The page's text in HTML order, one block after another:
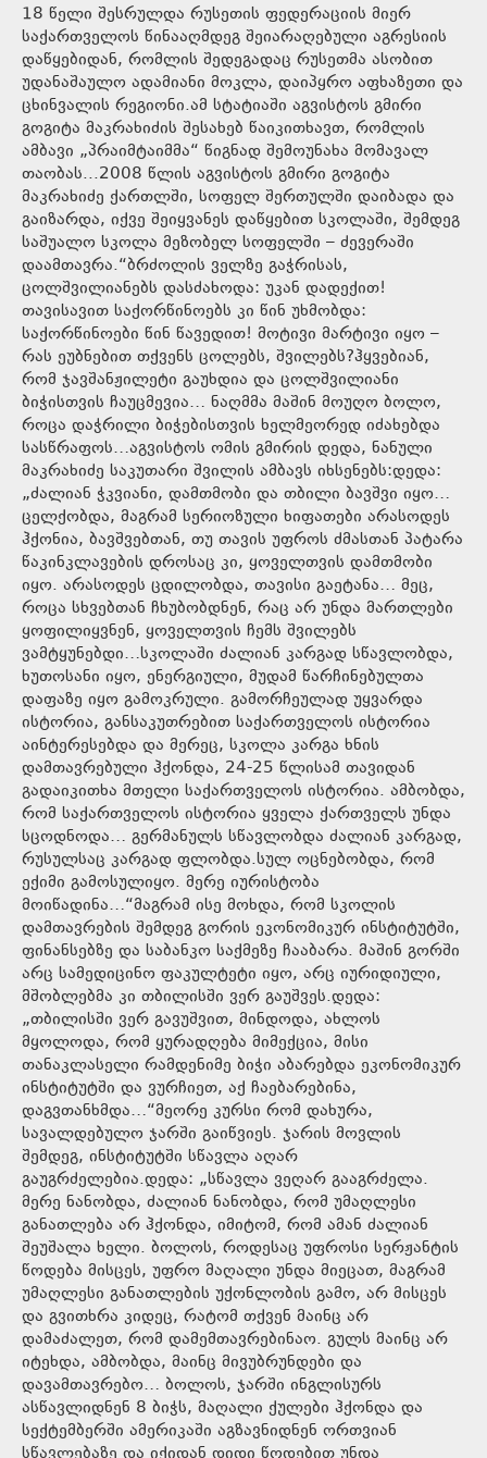
18 წელი შესრულდა რუსეთის ფედერაციის მიერ
საქართველოს წინააღმდეგ შეიარაღებული აგრესიის
დაწყებიდან, რომლის შედეგადაც რუსეთმა ასობით
უდანაშაულო ადამიანი მოკლა, დაიპყრო აფხაზეთი და
ცხინვალის რეგიონი.ამ სტატიაში აგვისტოს გმირი
გოგიტა მაკრახიძის შესახებ წაიკითხავთ, რომლის
ამბავი „პრაიმტაიმმა“ წიგნად შემოუნახა მომავალ
თაობას...2008 წლის აგვისტოს გმირი გოგიტა
მაკრახიძე ქართლში, სოფელ შერთულში დაიბადა და
გაიზარდა, იქვე შეიყვანეს დაწყებით სკოლაში, შემდეგ
საშუალო სკოლა მეზობელ სოფელში – ძევერაში
დაამთავრა.“ბრძოლის ველზე გაჭრისას,
ცოლშვილიანებს დასძახოდა: უკან დადექით!
თავისავით საქორწინოებს კი წინ უხმობდა:
საქორწინოები წინ წავედით! მოტივი მარტივი იყო –
რას ეუბნებით თქვენს ცოლებს, შვილებს?ჰყვებიან,
რომ ჯავშანჟილეტი გაუხდია და ცოლშვილიანი
ბიჭისთვის ჩაუცმევია… ნაღმმა მაშინ მოუღო ბოლო,
როცა დაჭრილი ბიჭებისთვის ხელმეორედ იძახებდა
სასწრაფოს…აგვისტოს ომის გმირის დედა, ნანული
მაკრახიძე საკუთარი შვილის ამბავს იხსენებს:დედა:
„ძალიან ჭკვიანი, დამთმობი და თბილი ბავშვი იყო…
ცელქობდა, მაგრამ სერიოზული ხიფათები არასოდეს
ჰქონია, ბავშვებთან, თუ თავის უფროს ძმასთან პატარა
წაკინკლავების დროსაც კი, ყოველთვის დამთმობი
იყო. არასოდეს ცდილობდა, თავისი გაეტანა… მეც,
როცა სხვებთან ჩხუბობდნენ, რაც არ უნდა მართლები
ყოფილიყვნენ, ყოველთვის ჩემს შვილებს
ვამტყუნებდი…სკოლაში ძალიან კარგად სწავლობდა,
ხუთოსანი იყო, ენერგიული, მუდამ წარჩინებულთა
დაფაზე იყო გამოკრული. გამორჩეულად უყვარდა
ისტორია, განსაკუთრებით საქართველოს ისტორია
აინტერესებდა და მერეც, სკოლა კარგა ხნის
დამთავრებული ჰქონდა, 24-25 წლისამ თავიდან
გადაიკითხა მთელი საქართველოს ისტორია. ამბობდა,
რომ საქართველოს ისტორია ყველა ქართველს უნდა
სცოდნოდა… გერმანულს სწავლობდა ძალიან კარგად,
რუსულსაც კარგად ფლობდა.სულ ოცნებობდა, რომ
ექიმი გამოსულიყო. მერე იურისტობა
მოიწადინა…“მაგრამ ისე მოხდა, რომ სკოლის
დამთავრების შემდეგ გორის ეკონომიკურ ინსტიტუტში,
ფინანსებზე და საბანკო საქმეზე ჩააბარა. მაშინ გორში
არც სამედიცინო ფაკულტეტი იყო, არც იურიდიული,
მშობლებმა კი თბილისში ვერ გაუშვეს.დედა:
„თბილისში ვერ გავუშვით, მინდოდა, ახლოს
მყოლოდა, რომ ყურადღება მიმექცია, მისი
თანაკლასელი რამდენიმე ბიჭი აბარებდა ეკონომიკურ
ინსტიტუტში და ვურჩიეთ, აქ ჩაებარებინა,
დაგვთანხმდა…“მეორე კურსი რომ დახურა,
სავალდებულო ჯარში გაიწვიეს. ჯარის მოვლის
შემდეგ, ინსტიტუტში სწავლა აღარ
გაუგრძელებია.დედა: „სწავლა ვეღარ გააგრძელა.
მერე ნანობდა, ძალიან ნანობდა, რომ უმაღლესი
განათლება არ ჰქონდა, იმიტომ, რომ ამან ძალიან
შეუშალა ხელი. ბოლოს, როდესაც უფროსი სერჟანტის
წოდება მისცეს, უფრო მაღალი უნდა მიეცათ, მაგრამ
უმაღლესი განათლების უქონლობის გამო, არ მისცეს
და გვითხრა კიდეც, რატომ თქვენ მაინც არ
დამაძალეთ, რომ დამემთავრებინაო. გულს მაინც არ
იტეხდა, ამბობდა, მაინც მივუბრუნდები და
დავამთავრებო… ბოლოს, ჯარში ინგლისურს
ასწავლიდნენ 8 ბიჭს, მაღალი ქულები ჰქონდა და
სექტემბერში ამერიკაში აგზავნიდნენ ორთვიან